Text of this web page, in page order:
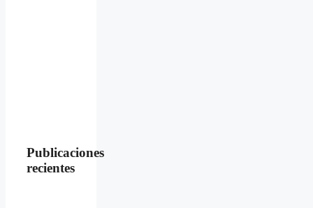
Publicaciones
recientes